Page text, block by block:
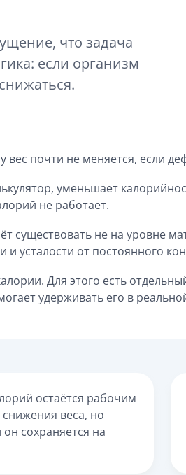
что задача
если организм
почти не меняется, если
уменьшает
не работает.
существовать не на уровне
усталости от постоянного
Для этого есть
удерживать его в
остаётся рабочим
веса, но
он сохраняется на